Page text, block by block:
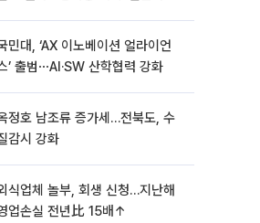
민대, ‘AX 이노베이션 얼라이언
’ 출범⋯AI·SW 산학협력 강화
정호 남조류 증가세…전북도, 수
감시 강화
식업체 놀부, 회생 신청…지난해
업손실 전년比 15배↑